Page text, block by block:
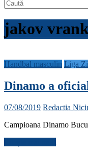
jakov
Handbal masculin Liga
Dinamo a
07/08/2019 Redactia
Campioana Dinamo